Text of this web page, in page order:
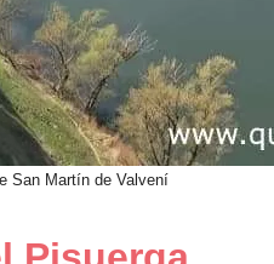
San Martín de Valvení